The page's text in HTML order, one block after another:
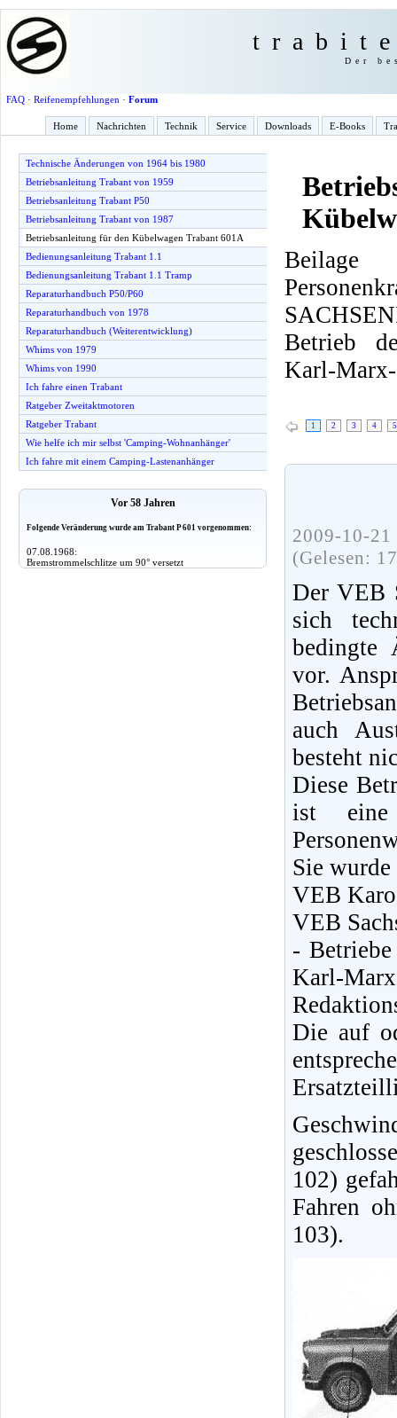
Der
FAQ· Reifenempfehlungen · Forum
Home Nachrichten Technik Service Downloads E-Books
Technische Änderungen von 1964 bis 1980
Betriebsanleitung Trabant von 1959
Betriebsanleitung Trabant P50
Betriebsanleitung Trabant von 1987
Betriebsanleitung für den Kübelwagen Trabant 601A
Bedienungsanleitung Trabant 1.1
Bedienungsanleitung Trabant 1.1 Tramp
Reparaturhandbuch P50/P60
Reparaturhandbuch von 1978
Reparaturhandbuch (Weiterentwicklung)
Whims von 1979
Whims von 1990
Ich fahre einen Trabant
Ratgeber Zweitaktmotoren
Ratgeber Trabant
Wie helfe ich mir selbst 'Camping-Wohnanhänger'
Ich fahre mit einem Camping-Lastenanhänger
Vor 58 Jahren
Folgende Veränderung wurde am Trabant P 601 vorgenommen:
07.08.1968:
Bremstrommelschlitze um 90° versetzt
Beilage
Betrieb
Karl-
1 2 3 4 5
2009-10-
(Gelesen:
Der VEB
sich
bedingte
vor.
auch
besteht
Diese
ist eine
Sie
VEB
VEB
-
Karl-
Die auf
102)
Fahren
103).